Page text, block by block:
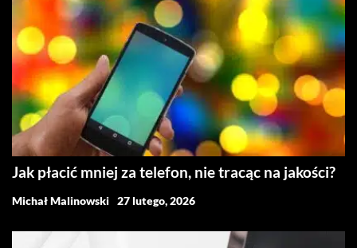
Jak płacić mniej za telefon, nie tracąc na jakości?
Michał Malinowski 27 lutego, 2026